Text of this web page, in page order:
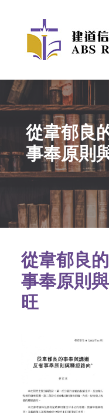
從韋郁良
事奉原則
從韋郁良
事奉原則
旺